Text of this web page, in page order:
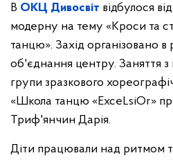
В ОКЦ Дивосвіт відбулося
модерну на тему «Кроси та
танцю». Захід організовано
об'єднання центру. Заняття
групи зразкового
«Школа танцю «ExceLsiOr»
Триф'янчин Дарія.
Діти працювали над ритмом